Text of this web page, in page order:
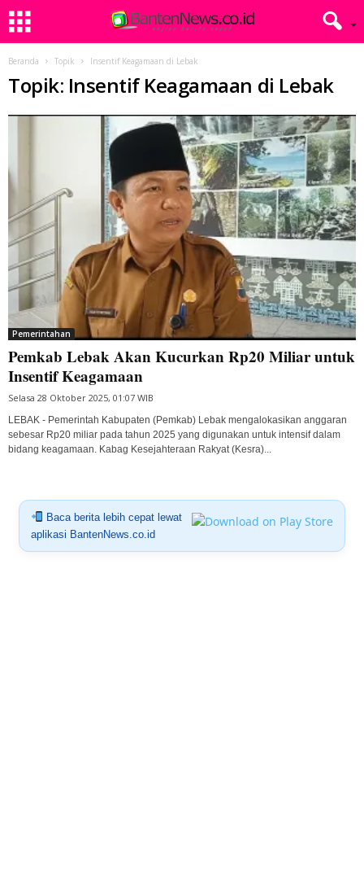
Beranda Topik Insentif Keagamaan di Lebak
Topik: Insentif Keagamaan di Lebak
Pemerintahan
Pemkab Lebak Akan Kucurkan Rp20 Miliar untuk
Insentif Keagamaan
Selasa 28 Oktober 2025, 01:07 WIB
LEBAK - Pemerintah Kabupaten (Pemkab) Lebak mengalokasikan anggaran
sebesar Rp20 miliar pada tahun 2025 yang digunakan untuk intensif dalam
bidang keagamaan. Kabag Kesejahteraan Rakyat (Kesra)...
Baca berita lebih cepat lewat
aplikasi BantenNews.co.id